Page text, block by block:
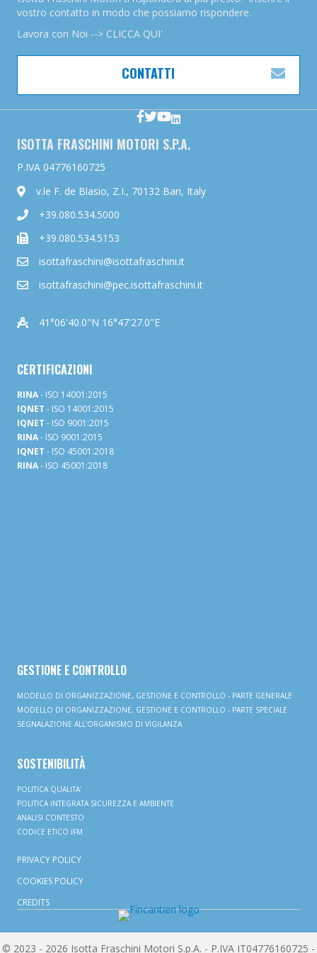
vostro contatto in modo che possiamo rispondere.
Lavora con Noi --> CLICCA QUI'
CONTATTI
ISOTTA FRASCHINI MOTORI S.P.A.
P.IVA 04776160725
v.le F. de Blasio, Z.I., 70132 Bari, Italy
+39.080.534.5000
+39.080.534.5153
isottafraschini@isottafraschini.it
isottafraschini@pec.isottafraschini.it
41°06'40.0"N 16°47'27.0"E
CERTIFICAZIONI
RINA- ISO 14001:2015
IQNET - ISO 14001:2015
IQNET - ISO 9001:2015
RINA- ISO 9001:2015
IQNET - ISO 45001:2018
RINA- ISO 45001:2018
GESTIONE E CONTROLLO
MODELLO DI ORGANIZZAZIONE, GESTIONE E CONTROLLO - PARTE GENERALE
MODELLO DI ORGANIZZAZIONE, GESTIONE E CONTROLLO - PARTE SPECIALE
SEGNALAZIONE ALL'ORGANISMO DI VIGILANZA
SOSTENIBILITÀ
POLITICA QUALITA'
POLITICA INTEGRATA SICUREZZA E AMBIENTE
ANALISI CONTESTO
CODICE ETICO IFM
PRIVACY POLICY
COOKIES POLICY
CREDITS
© 2023 - 2026 Isotta Fraschini Motori S.p.A. - P.IVA IT04776160725 -